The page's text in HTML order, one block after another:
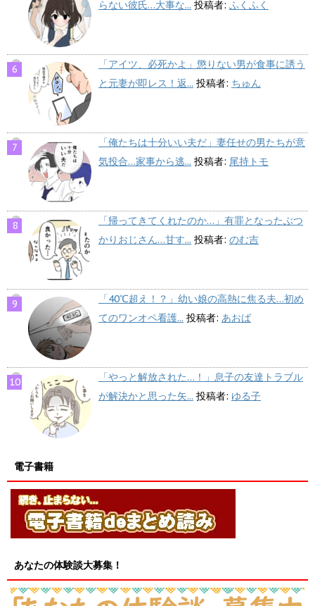
らない彼氏…大事な... 投稿者: ふくふく
「アイツ、必死かよ」懲りない男が食事に誘う
と元妻が即レス！返... 投稿者: ちゅん
「俺たちは十分いい夫だ」妻任せの男たちが意
気投合…家事から逃... 投稿者: 尾持トモ
「帰ってきてくれたのか…」有罪となったぶつ
かりおじさん…甘す... 投稿者: のむ吉
「40℃超え！？」幼い娘の高熱に焦る夫…初め
てのワンオペ看護... 投稿者: あおば
「やっと解放された…！」息子の友達トラブル
が解決かと思った矢... 投稿者: ゆる子
電子書籍
あなたの体験談大募集！